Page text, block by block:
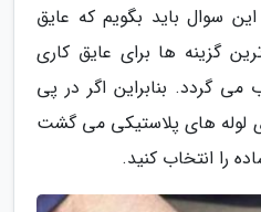
سوال باید بگویم که عایق
گزینه ها برای عایق کاری
گردد. بنابراین اگر در پی
لوله های پلاستیکی می گشت
را انتخاب کنید.